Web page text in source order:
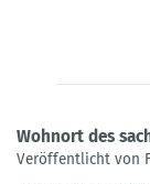
Wohnort des
Veröffentlicht von